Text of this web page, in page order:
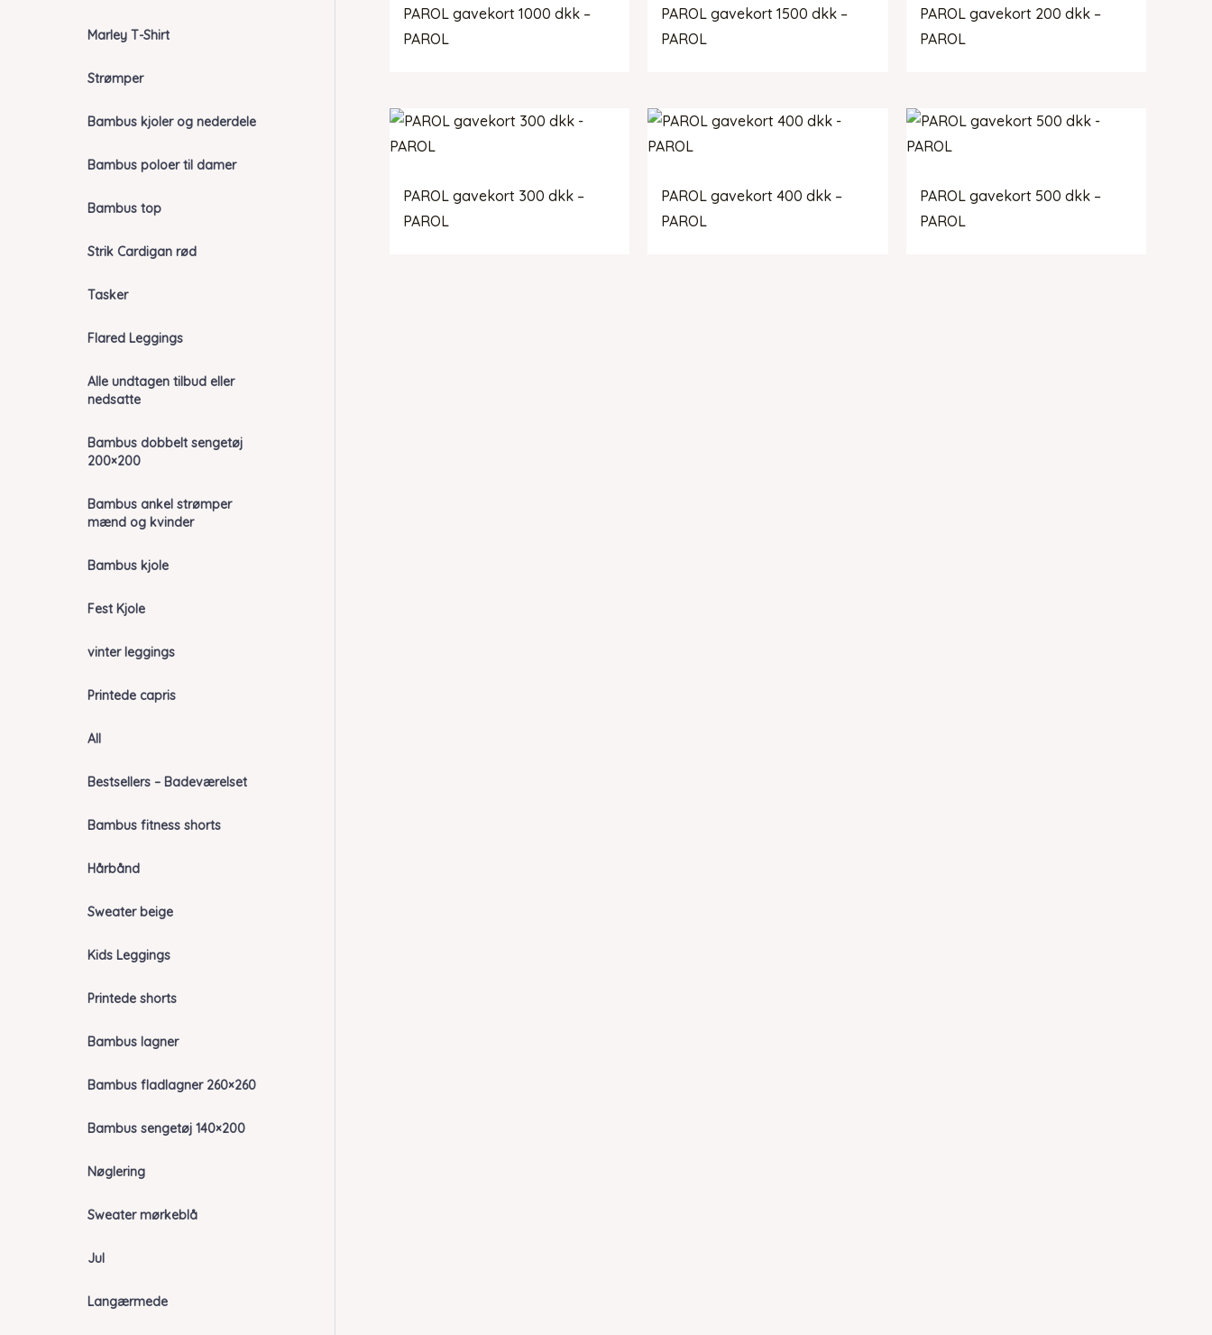
Marley T-Shirt
Strømper
Bambus kjoler og nederdele
Bambus poloer til damer
Bambus top
Strik Cardigan rød
Tasker
Flared Leggings
Alle undtagen tilbud eller
nedsatte
Bambus dobbelt sengetøj
200×200
Bambus ankel strømper
mænd og kvinder
Bambus kjole
Fest Kjole
vinter leggings
Printede capris
All
Bestsellers – Badeværelset
Bambus fitness shorts
Hårbånd
Sweater beige
Kids Leggings
Printede shorts
Bambus lagner
Bambus fladlagner 260×260
Bambus sengetøj 140×200
Nøglering
Sweater mørkeblå
Jul
Langærmede
PAROL gavekort 1000 dkk –
PAROL
PAROL gavekort 1500 dkk –
PAROL
PAROL gavekort 200 dkk –
PAROL
PAROL gavekort 300 dkk –
PAROL
PAROL gavekort 400 dkk –
PAROL
PAROL gavekort 500 dkk –
PAROL